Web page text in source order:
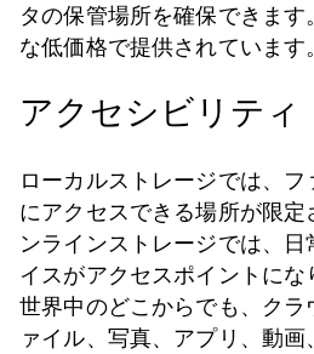
タの保管場所を確保できま
な低価格で提供されています。
アクセシビリティ
ローカルストレージでは、
にアクセスできる場所が限
ンラインストレージでは、
イスがアクセスポイントにな
世界中のどこからでも、クラ
ァイル、写真、アプリ、動